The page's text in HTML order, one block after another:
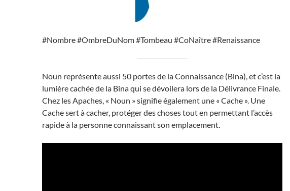
#Nombre #OmbreDuNom #Tombeau #CoNaître #Renaissance
Noun représente aussi 50 portes de la Connaissance (Bina), et c’est la
lumière cachée de la Bina qui se dévoilera lors de la Délivrance Finale.
Chez les Apaches, « Noun » signifie également une « Cache ». Une
Cache sert à cacher, protéger des choses tout en permettant l’accès
rapide à la personne connaissant son emplacement.